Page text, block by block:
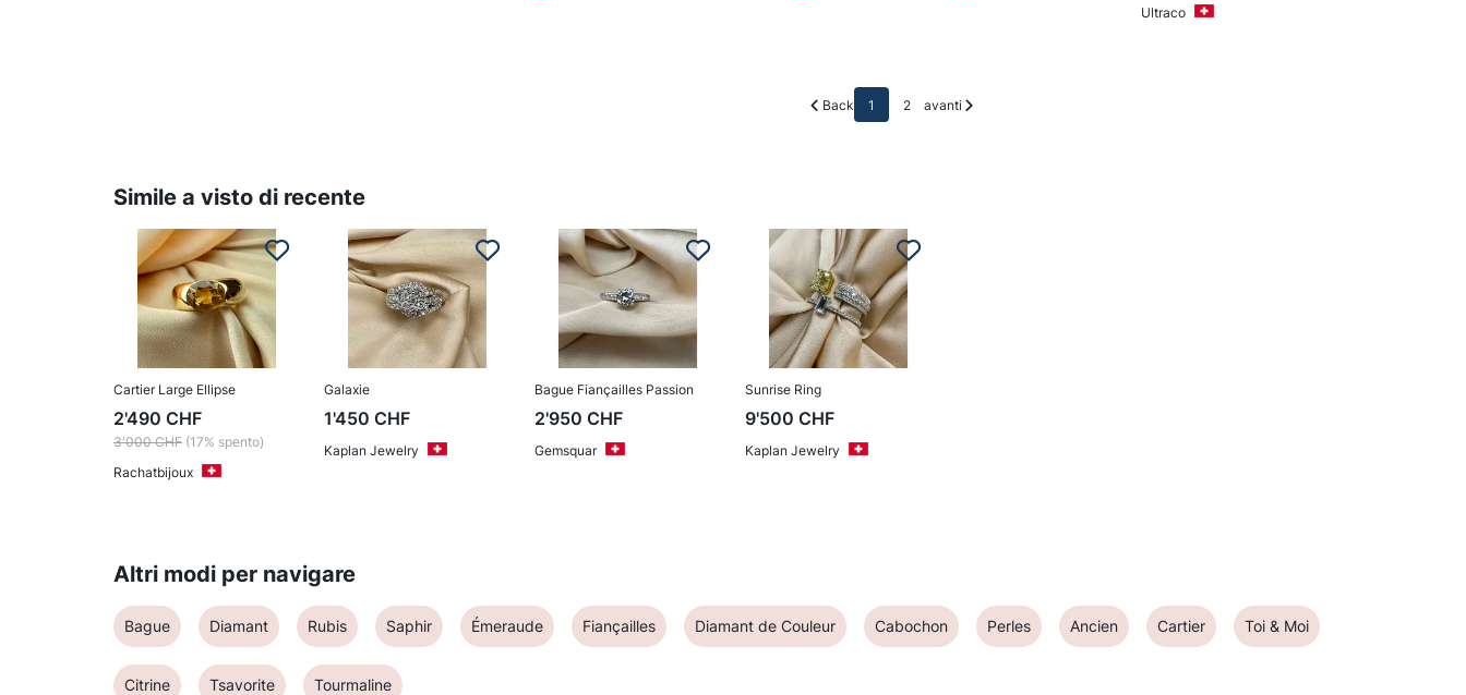
Ultraco
Back 1 2 avanti
Simile a visto di recente
Cartier Large Ellipse
2'490 CHF
3'000 CHF (17% spento)
Rachatbijoux
Galaxie
1'450 CHF
Kaplan Jewelry
Bague Fiançailles Passion
2'950 CHF
Gemsquar
Sunrise Ring
9'500 CHF
Kaplan Jewelry
Altri modi per navigare
Bague Diamant Rubis Saphir Émeraude Fiançailles Diamant de Couleur Cabochon Perles Ancien Cartier Toi & Moi
Citrine Tsavorite Tourmaline